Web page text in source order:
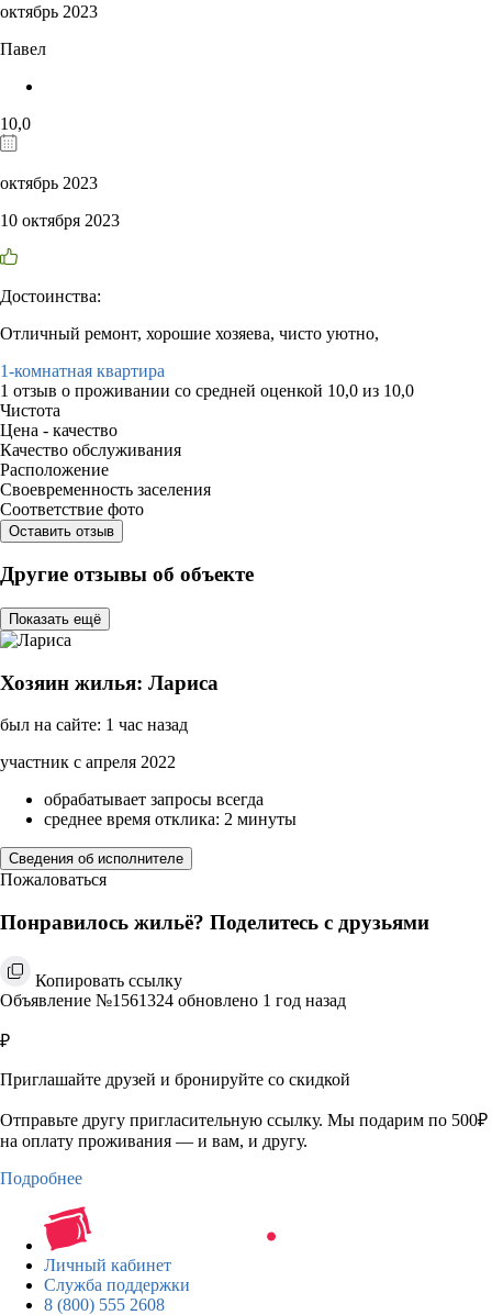
октябрь 2023
Павел
10,0
октябрь 2023
10 октября 2023
Достоинства:
Отличный ремонт, хорошие хозяева, чисто уютно,
1-комнатная квартира
1 отзыв о проживании со средней оценкой 10,0 из 10,0
Чистота
Цена - качество
Качество обслуживания
Расположение
Своевременность заселения
Соответствие фото
Оставить отзыв
Другие отзывы об объекте
Показать ещё
Хозяин жилья: Лариса
был на сайте: 1 час назад
участник с апреля 2022
обрабатывает запросы всегда
среднее время отклика: 2 минуты
Сведения об исполнителе
Пожаловаться
Понравилось жильё? Поделитесь с друзьями
Копировать ссылку
Объявление №1561324 обновлено 1 год назад
₽
Приглашайте друзей и бронируйте со скидкой
Отправьте другу пригласительную ссылку. Мы подарим по 500₽
на оплату проживания — и вам, и другу.
Подробнее
Личный кабинет
Служба поддержки
8 (800) 555 2608